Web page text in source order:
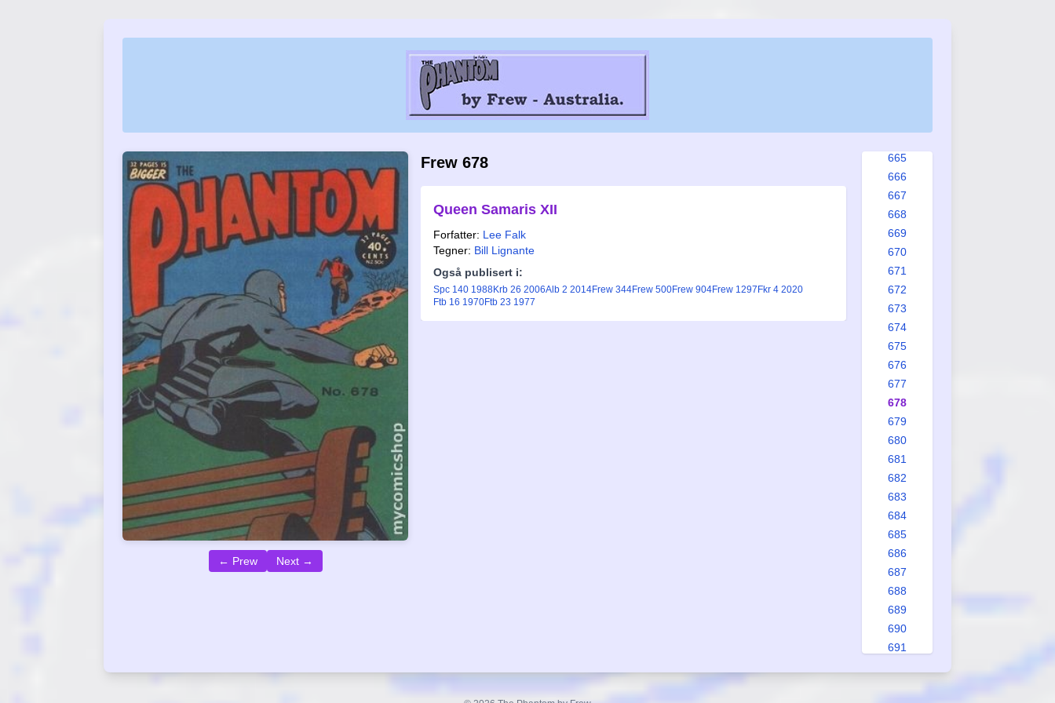
← Prew Next →
Frew 678
Queen Samaris XII
Forfatter: Lee Falk
Tegner: Bill Lignante
Også publisert i:
Spc 140 1988Krb 26 2006Alb 2 2014Frew 344Frew 500Frew 904Frew 1297 Fkr 4 2020
Ftb 16 1970Ftb 23 1977
665
666
667
668
669
670
671
672
673
674
675
676
677
678
679
680
681
682
683
684
685
686
687
688
689
690
691